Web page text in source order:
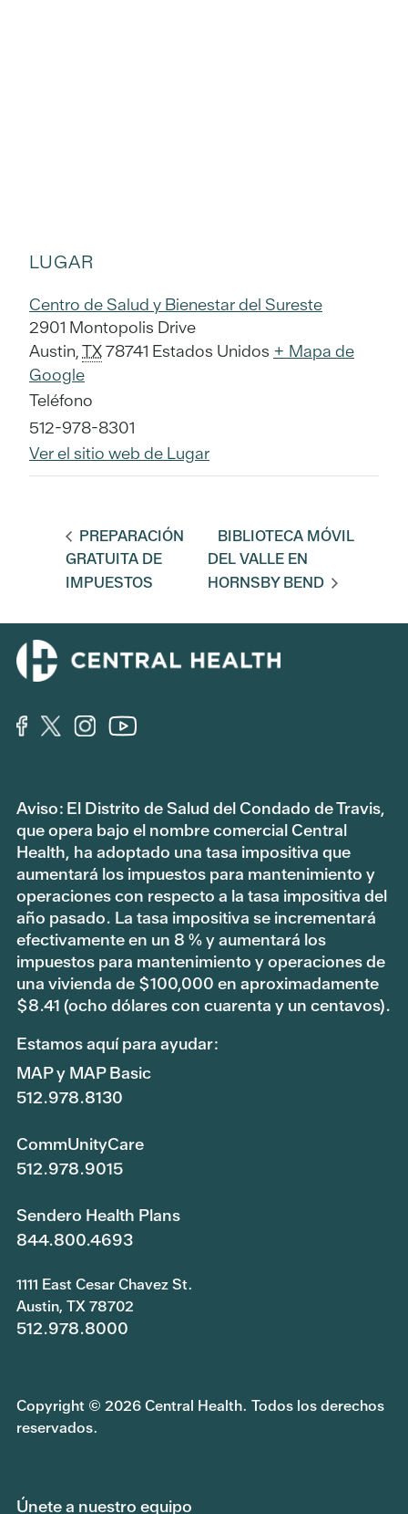
LUGAR
Centro de Salud y Bienestar del Sureste
2901 Montopolis Drive
Austin,TX78741 Estados Unidos + Mapa de
Google
Teléfono
512-978-8301
Ver el sitio web de Lugar
PREPARACIÓN
GRATUITA DE
IMPUESTOS
BIBLIOTECA MÓVIL
DEL VALLE EN
HORNSBY BEND
Aviso: El Distrito de Salud del Condado de Travis,
que opera bajo el nombre comercial Central
Health, ha adoptado una tasa impositiva que
aumentará los impuestos para mantenimiento y
operaciones con respecto a la tasa impositiva del
año pasado. La tasa impositiva se incrementará
efectivamente en un 8 % y aumentará los
impuestos para mantenimiento y operaciones de
una vivienda de $100,000 en aproximadamente
$8.41 (ocho dólares con cuarenta y un centavos).
Estamos aquí para ayudar:
MAP y MAP Basic
512.978.8130
CommUnityCare
512.978.9015
Sendero Health Plans
844.800.4693
1111 East Cesar Chavez St.
Austin, TX 78702
512.978.8000
Copyright © 2026 Central Health. Todos los derechos
reservados.
Únete a nuestro equipo